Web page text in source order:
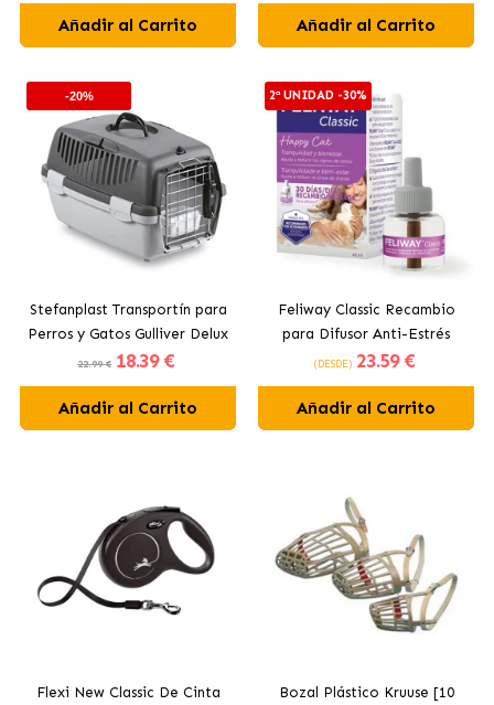
Añadir al Carrito Añadir al Carrito
-20%
Stefanplast Transportín para
Perros y Gatos Gulliver Delux
22.99 € 18.39 €
Añadir al Carrito
2ª UNIDAD -30%
Feliway Classic Recambio
para Difusor Anti-Estrés
para Gatos
(DESDE) 23.59 €
Añadir al Carrito
Flexi New Classic De Cinta
Bozal Plástico Kruuse [10